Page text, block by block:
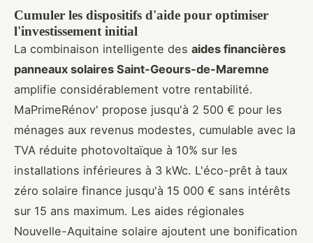
Cumuler les dispositifs d'aide pour optimiser
l'investissement initial
La combinaison intelligente des aides financières
panneaux solaires Saint-Geours-de-Maremne
amplifie considérablement votre rentabilité.
MaPrimeRénov' propose jusqu'à 2 500 € pour les
ménages aux revenus modestes, cumulable avec la
TVA réduite photovoltaïque à 10% sur les
installations inférieures à 3 kWc. L'éco-prêt à taux
zéro solaire finance jusqu'à 15 000 € sans intérêts
sur 15 ans maximum. Les aides régionales
Nouvelle-Aquitaine solaire ajoutent une bonification